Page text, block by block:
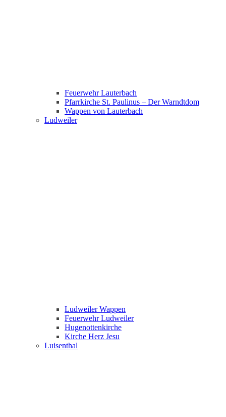
Feuerwehr Lauterbach
Pfarrkirche St. Paulinus – Der Warndtdom
Wappen von Lauterbach
Ludweiler
Ludweiler Wappen
Feuerwehr Ludweiler
Hugenottenkirche
Kirche Herz Jesu
Luisenthal